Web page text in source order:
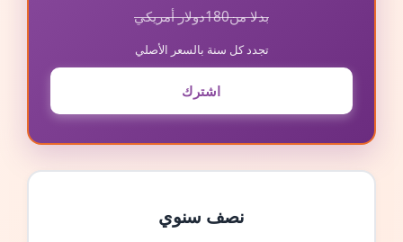
بدلا من180دولار أمريكي
تجدد كل سنة بالسعر الأصلي
اشترك
نصف سنوي